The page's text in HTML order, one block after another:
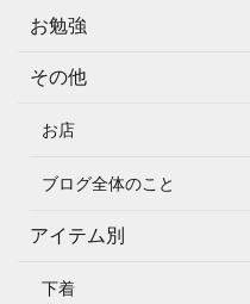
お勉強
その他
お店
ブログ全体のこと
アイテム別
下着